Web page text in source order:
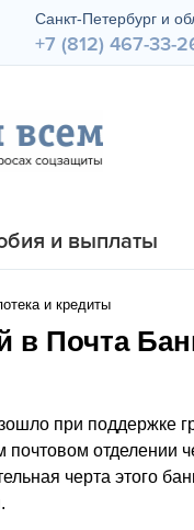
и выплаты
и кредиты
в Почта
при поддержке
почтовом отделении
черта этого
Санкт-Петербург и
+7 (812) 467-33-